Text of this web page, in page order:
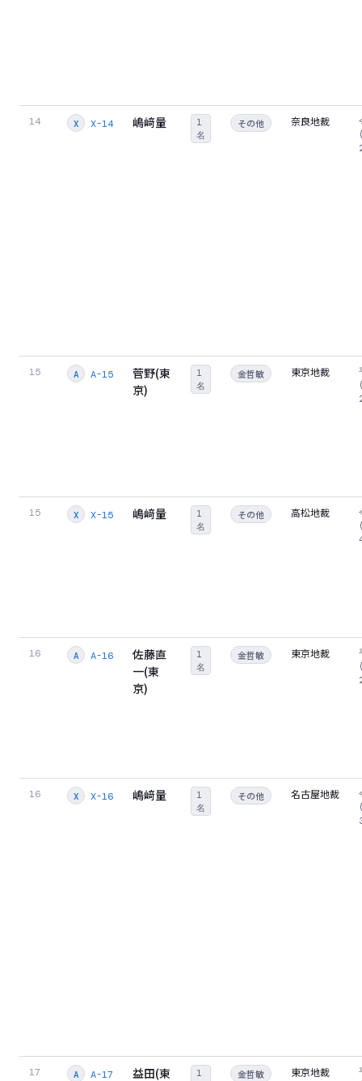
14 X X-14 嶋﨑量
1
名
その他 奈良地裁
15 A A-15
菅野(東
京)
1
名
金哲敏 東京地裁
15 X X-15 嶋﨑量
1
名
その他 高松地裁
16 A A-16
佐藤直
一(東
京)
1
名
金哲敏 東京地裁
16 X X-16 嶋﨑量
1
名
その他 名古屋地裁
17 A A-17
益田(東
1
金哲敏 東京地裁